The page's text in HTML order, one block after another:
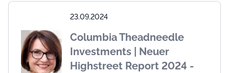
23.09.2024
Columbia Theadneedle
Investments | Neuer
Highstreet Report 2024 -